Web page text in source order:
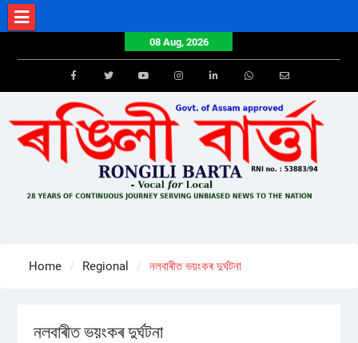
Skip
to
08 Aug, 2026
FacebookTwitterYoutube Email
Home Regional নলবাৰীত ভয়ংকৰ দুৰ্ঘটনা
নলবাৰীত ভয়ংকৰ দুৰ্ঘটনা